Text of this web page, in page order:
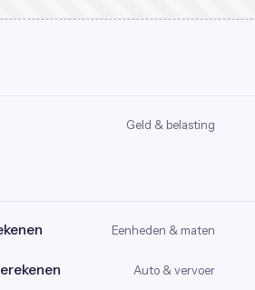
Geld & belasting
Eenheden & maten
Auto & vervoer